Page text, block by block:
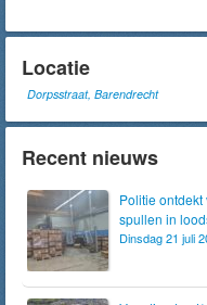
Locatie
Dorpsstraat, Barendrecht
Recent nieuws
Politie
spullen in
Dinsdag 21 juli